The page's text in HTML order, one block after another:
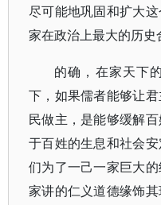
尽可能地巩固和扩大
家在政治上最大的历史
的确，在家天下
下，如果儒者能够让
民做主，是能够缓解
于百姓的生息和社会
们为了一己一家巨大
家讲的仁义道德缘饰